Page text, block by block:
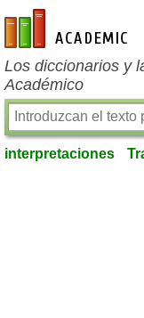
es-academic.com
Los diccionarios y
Académico
interpretaciones